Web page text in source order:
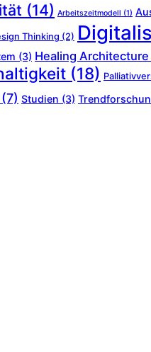
(14) Arbeitszeitmodell (1)
Thinking (2)
(3) Healing Architecture
(18)
(7) Studien (3)